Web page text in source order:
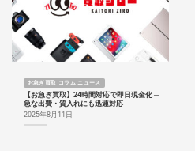
お急ぎ買取 コラム ニュース
【お急ぎ買取】24時間対応で即日現金化 ─
急な出費・質入れにも迅速対応
2025年8月11日